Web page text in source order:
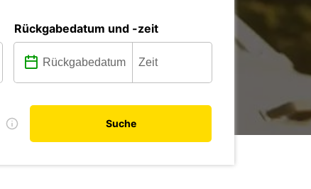
Rückgabedatum und -zeit
Suche